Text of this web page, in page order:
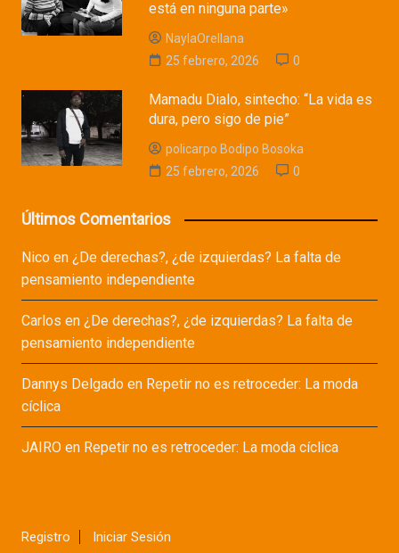
está en ninguna parte»
NaylaOrellana
25 febrero, 2026
0
Mamadu Dialo, sintecho: “La vida es
dura, pero sigo de pie”
policarpo Bodipo Bosoka
25 febrero, 2026
0
Últimos Comentarios
Nicoen ¿De derechas?, ¿de izquierdas? La falta de
pensamiento independiente
Carlos en ¿De derechas?, ¿de izquierdas? La falta de
pensamiento independiente
Dannys Delgadoen Repetir no es retroceder: La moda
cíclica
JAIROen Repetir no es retroceder: La moda cíclica
Registro Iniciar Sesión